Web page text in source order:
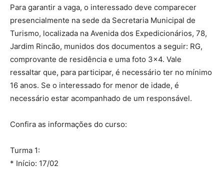
Para garantir a vaga, o interessado deve comparecer
presencialmente na sede da Secretaria Municipal de
Turismo, localizada na Avenida dos Expedicionários, 78,
Jardim Rincão, munidos dos documentos a seguir: RG,
comprovante de residência e uma foto 3×4. Vale
ressaltar que, para participar, é necessário ter no mínimo
16 anos. Se o interessado for menor de idade, é
necessário estar acompanhado de um responsável.
Confira as informações do curso:
Turma 1:
* Início: 17/02